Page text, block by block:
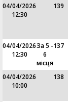
04/04/2026
12:30
139
04/04/2026
12:30
За 5 -
6
місця
137
04/04/2026
10:00
138